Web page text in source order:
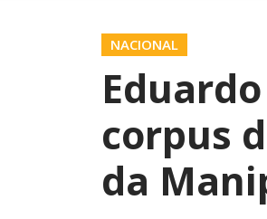
NACIONAL
corpus
da